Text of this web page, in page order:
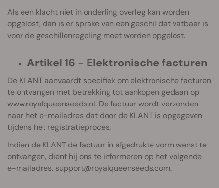
Als een klacht niet in onderling overleg kan worden
opgelost, dan is er sprake van een geschil dat vatbaar is
voor de geschillenregeling moet worden opgelost.
Artikel 16 - Elektronische facturen
De KLANT aanvaardt specifiek om elektronische facturen
te ontvangen met betrekking tot aankopen gedaan op
www.royalqueenseeds.nl. De factuur wordt verzonden
naar het e-mailadres dat door de KLANT is opgegeven
tijdens het registratieproces.
Indien de KLANT de factuur in afgedrukte vorm wenst te
ontvangen, dient hij ons te informeren op het volgende
e-mailadres: support@royalqueenseeds.com.